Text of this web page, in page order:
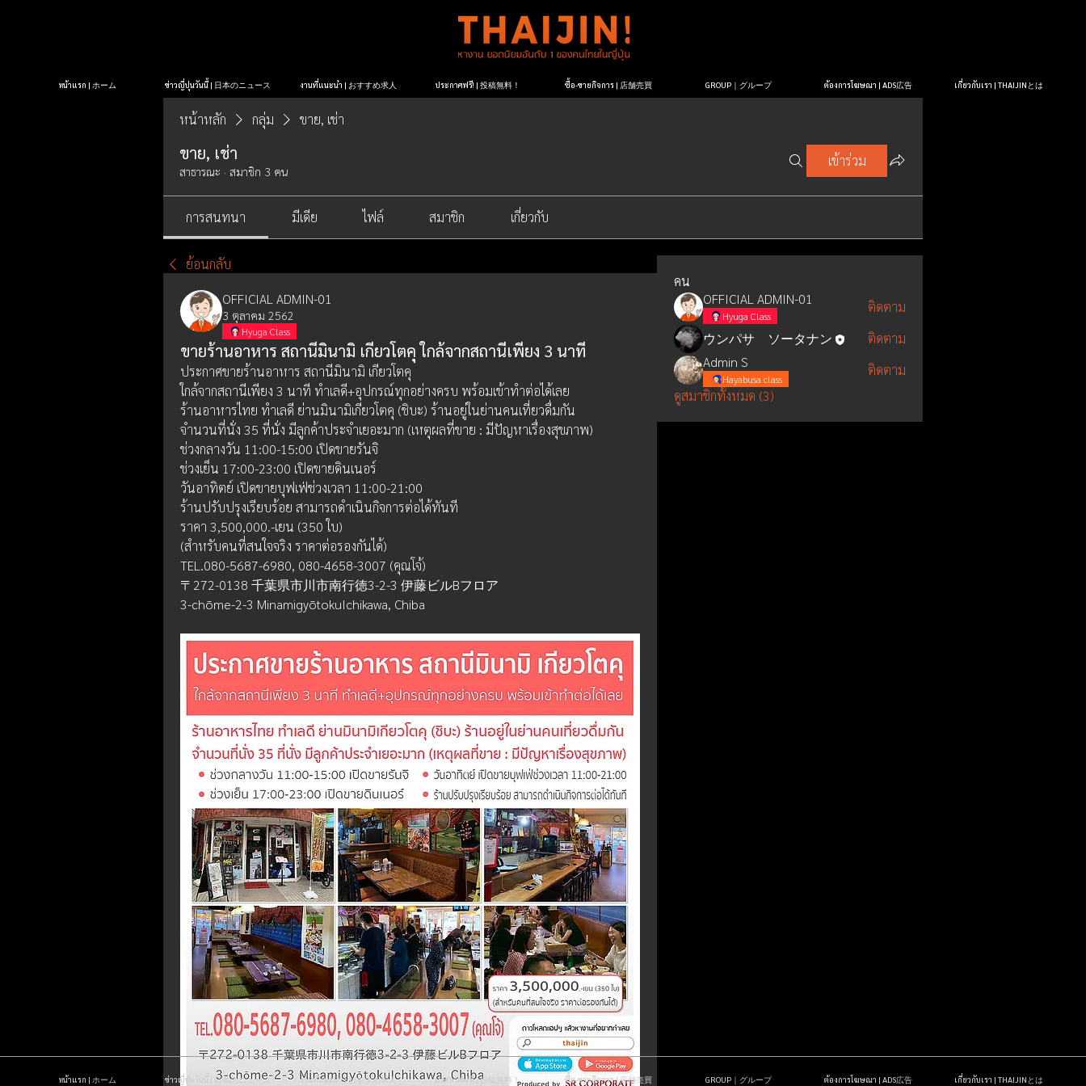
หน้าแรก | ホーム ข่าวญี่ปุ่นวันนี้ | 日本のニュース งานที่แนะนำ | おすすめ求人 ประกาศฟรี! | 投稿無料！ ซื้อ-ขายกิจการ | 店舗売買 GROUP｜グループ ต้องการโฆษณา | ADS広告 เกี่ยวกับเรา | THAIJINとは
หน้าหลัก กลุ่ม ขาย, เช่า
ขาย, เช่า
สาธารณะ · สมาชิก 3 คน
เข้าร่วม
การสนทนา มีเดีย ไฟล์ สมาชิก เกี่ยวกับ
ย้อนกลับ
OFFICIAL ADMIN-01
3 ตุลาคม 2562
Hyuga Class
ขายร้านอาหาร สถานีมินามิ เกียวโตคุ ใกล้จากสถานีเพียง 3 นาที
ประกาศขายร้านอาหาร สถานีมินามิ เกียวโตคุ
ใกล้จากสถานีเพียง 3 นาที ทำเลดี+อุปกรณ์ทุกอย่างครบ พร้อมเข้าทำต่อได้เลย
ร้านอาหารไทย ทำเลดี ย่านมินามิเกียวโตคุ (ชิบะ) ร้านอยู่ในย่านคนเที่ยวดื่มกัน
จำนวนที่นั่ง 35 ที่นั่ง มีลูกค้าประจำเยอะมาก (เหตุผลที่ขาย : มีปัญหาเรื่องสุขภาพ)
ช่วงกลางวัน 11:00-15:00 เปิดขายรันจิ
ช่วงเย็น 17:00-23:00 เปิดขายดินเนอร์
วันอาทิตย์ เปิดขายบุฟเฟ่ช่วงเวลา 11:00-21:00
ร้านปรับปรุงเรียบร้อย สามารถดำเนินกิจการต่อได้ทันที
ราคา 3,500,000.-เยน (350 ใบ)
(สำหรับคนที่สนใจจริง ราคาต่อรองกันได้)
TEL.080-5687-6980, 080-4658-3007 (คุณโจ้)
〒272-0138 千葉県市川市南行徳3-2-3 伊藤ビルBフロア
3-chōme-2-3 MinamigyōtokuIchikawa, Chiba
คน
OFFICIAL ADMIN-01
Hyuga Class
ติดตาม
ウンパサ ソータナン
ติดตาม
Admin S
Hayabusa class
ติดตาม
ดูสมาชิกทั้งหมด (3)
หน้าแรก | ホーム ข่าวญี่ปุ่นวันนี้ | 日本のニュース งานที่แนะนำ | おすすめ求人 ประกาศฟรี! | 投稿無料！ ซื้อ-ขายกิจการ | 店舗売買 GROUP｜グループ ต้องการโฆษณา | ADS広告 เกี่ยวกับเรา | THAIJINとは